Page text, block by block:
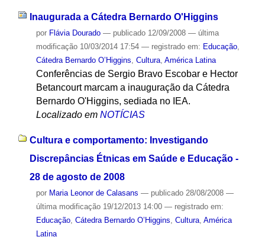
Inaugurada a Cátedra Bernardo O'Higgins
por Flávia Dourado — publicado12/09/2008 — última
modificação10/03/2014 17:54 — registrado em: Educação,
Cátedra Bernardo O’Higgins Cultura, América Latina
Conferências de Sergio Bravo Escobar e Hector
Betancourt marcam a inauguração da Cátedra
Bernardo O'Higgins, sediada no IEA.
Localizado em NOTÍCIAS
Cultura e comportamento: Investigando
Discrepâncias Étnicas em Saúde e Educação -
28 de agosto de 2008
por Maria Leonor de Calasans — publicado28/08/2008 —
última modificação19/12/2013 14:00 — registrado em:
Educação, Cátedra Bernardo O’Higgins Cultura, América
Latina